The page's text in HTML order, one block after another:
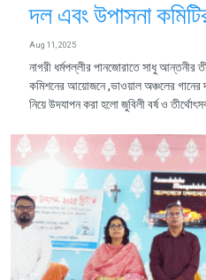
দল এবং উপাসনা
Aug 11, 2025
নাগরী ধর্মপল্লীর পানজোরাতে সাধু আন্তনীর
কমিশনের আয়োজনে ,ভাওয়াল অঞ্চলের
নিয়ে উদযাপন করা হলো জুবিলী বর্ষ ও